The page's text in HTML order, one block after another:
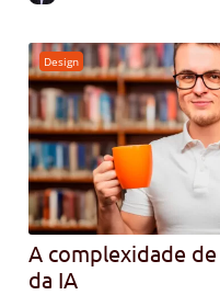
Design
A complexidade
da IA